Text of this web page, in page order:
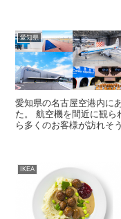
愛知県
愛知県の名古屋空港内に
た。 航空機を間近に観
ら多くのお客様が訪れそ
IKEA